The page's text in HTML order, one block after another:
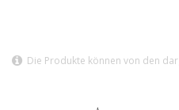
Die Produkte können von den